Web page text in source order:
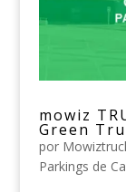
mowiz
Green
por
Parkings de